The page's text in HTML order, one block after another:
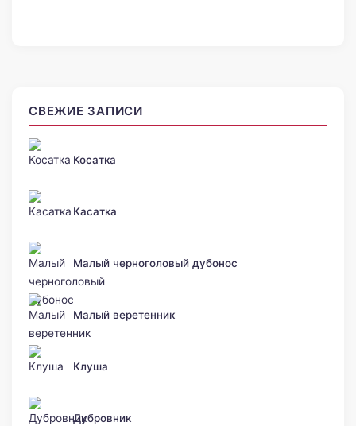
СВЕЖИЕ ЗАПИСИ
Косатка
Касатка
Малый черноголовый дубонос
Малый веретенник
Клуша
Дубровник